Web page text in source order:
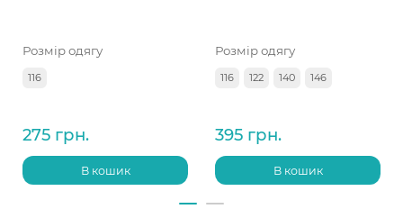
Розмір одягу
116
275 грн.
В кошик
Розмір одягу
116 122 140 146
395 грн.
В кошик